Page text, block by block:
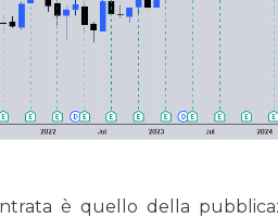
è quello della